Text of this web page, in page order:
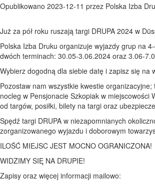
Opublikowano 2023-12-11 przez Polska Izba
Już za pół roku ruszają targi DRUPA 2024 w
Polska Izba Druku organizuje wyjazdy grup na
dwóch terminach: 30.05-3.06.2024 oraz 3.06-
Wybierz dogodną dla siebie datę i zapisz się na
Pozostaw nam wszystkie kwestie
nocleg w Pensjonacie Szkopiak w miejscowości
od targów, posiłki, bilety na targi oraz
Spędź targi DRUPA w niezapomnianych
zorganizowanego wyjazdu i doborowym
ILOŚĆ MIEJSC JEST MOCNO OGRANICZONA!
WIDZIMY SIĘ NA DRUPIE!
Zapisy oraz więcej informacji mailowo: